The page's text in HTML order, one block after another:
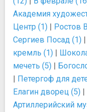
Академия
Центр (1) | Ростов
Сергиев Посад (1) |
кремль (1) |
мечеть (5) |
| Петергоф для
Елагин дворец (5) |
Артиллерийский